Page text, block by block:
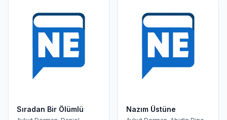
Sıradan Bir Ölümlü Nazım Üstüne